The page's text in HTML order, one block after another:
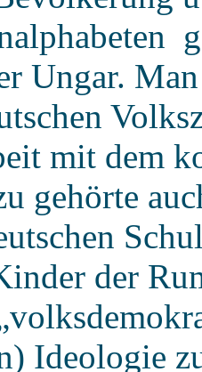
Ungar.
mit dem
gehörte
der
Ideologie